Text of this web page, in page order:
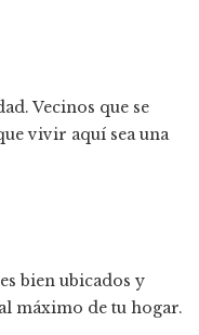
Vecinos que se
vivir aquí sea una
bien ubicados y
máximo de tu hogar.